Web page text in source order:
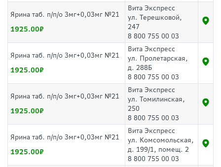
Ярина таб. п/п/о 3мг+0,03мг №21
1925.00
Вита Экспресс
ул. Терешковой,
247
8 800 755 00 03
Ярина таб. п/п/о 3мг+0,03мг №21
1925.00
Вита Экспресс
ул. Пролетарская,
д. 288Б
8 800 755 00 03
Ярина таб. п/п/о 3мг+0,03мг №21
1925.00
Вита Экспресс
ул. Томилинская,
250
8 800 755 00 03
Ярина таб. п/п/о 3мг+0,03мг №21
1925.00
Вита Экспресс
ул. Комсомольская,
д. 199/1, помещ. 2
8 800 755 00 03